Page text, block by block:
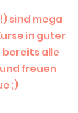
sind mega
in guter
bereits alle
freuen
;)